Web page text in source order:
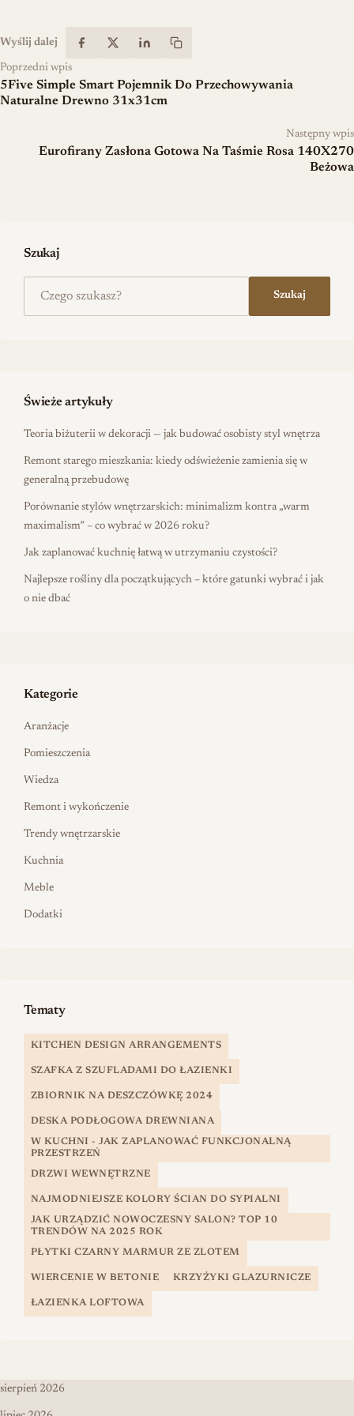
Wyślij dalej
Poprzedni wpis
5Five Simple Smart Pojemnik Do Przechowywania
Naturalne Drewno 31x31cm
Następny wpis
Eurofirany Zasłona Gotowa Na Taśmie Rosa 140X270
Beżowa
Szukaj
Szukaj
Świeże artykuły
Teoria biżuterii w dekoracji — jak budować osobisty styl wnętrza
Remont starego mieszkania: kiedy odświeżenie zamienia się w
generalną przebudowę
Porównanie stylów wnętrzarskich: minimalizm kontra „warm
maximalism” – co wybrać w 2026 roku?
Jak zaplanować kuchnię łatwą w utrzymaniu czystości?
Najlepsze rośliny dla początkujących – które gatunki wybrać i jak
o nie dbać
Kategorie
Aranżacje
Pomieszczenia
Wiedza
Remont i wykończenie
Trendy wnętrzarskie
Kuchnia
Meble
Dodatki
Tematy
KITCHEN DESIGN ARRANGEMENTS
SZAFKA Z SZUFLADAMI DO ŁAZIENKI
ZBIORNIK NA DESZCZÓWKĘ 2024
DESKA PODŁOGOWA DREWNIANA
W KUCHNI - JAK ZAPLANOWAĆ FUNKCJONALNĄ
PRZESTRZEŃ
DRZWI WEWNĘTRZNE
NAJMODNIEJSZE KOLORY ŚCIAN DO SYPIALNI
JAK URZĄDZIĆ NOWOCZESNY SALON? TOP 10
TRENDÓW NA 2025 ROK
PŁYTKI CZARNY MARMUR ZE ZLOTEM
WIERCENIE W BETONIE KRZYŻYKI GLAZURNICZE
ŁAZIENKA LOFTOWA
sierpień 2026